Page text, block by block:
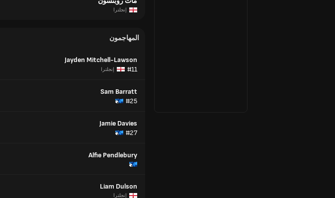
إنجلترا
المهاجمون
Jayden Mitchell-Lawson
#11
إنجلترا
Sam Barratt
#25
Jamie Davies
#27
Alfie Pendlebury
Liam Dulson
إنجلترا